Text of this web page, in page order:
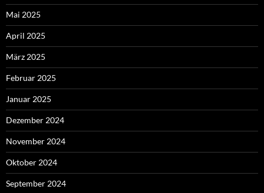
Mai 2025
April 2025
März 2025
Februar 2025
Januar 2025
Dezember 2024
November 2024
Oktober 2024
September 2024